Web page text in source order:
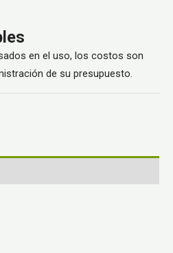
​​en el uso, los costos son
de su presupuesto.